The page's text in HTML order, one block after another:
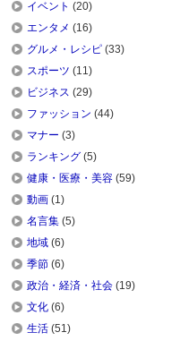
イベント (20)
エンタメ (16)
グルメ・レシピ (33)
スポーツ (11)
ビジネス (29)
ファッション (44)
マナー (3)
ランキング (5)
健康・医療・美容 (59)
動画 (1)
名言集 (5)
地域 (6)
季節 (6)
政治・経済・社会 (19)
文化 (6)
生活 (51)